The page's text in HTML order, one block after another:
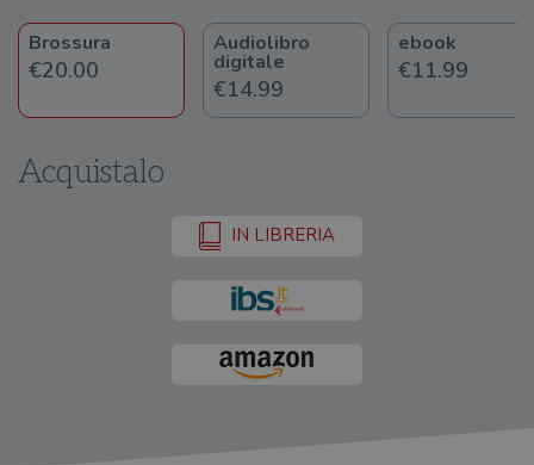
Brossura
€20.00
Audiolibro
digitale
€14.99
ebook
€11.99
Acquistalo
IN LIBRERIA